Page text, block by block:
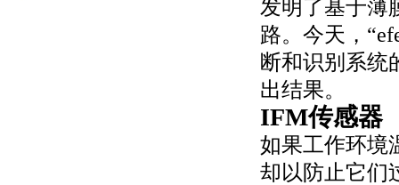
发明了基于薄
路。今天，
断和识别系统
出结果。
IFM传感器
如果工作环境
却以防止它们